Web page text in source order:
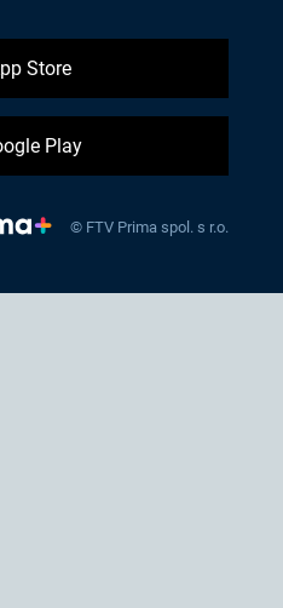
Store
Play
© FTV Prima spol. s r.o.